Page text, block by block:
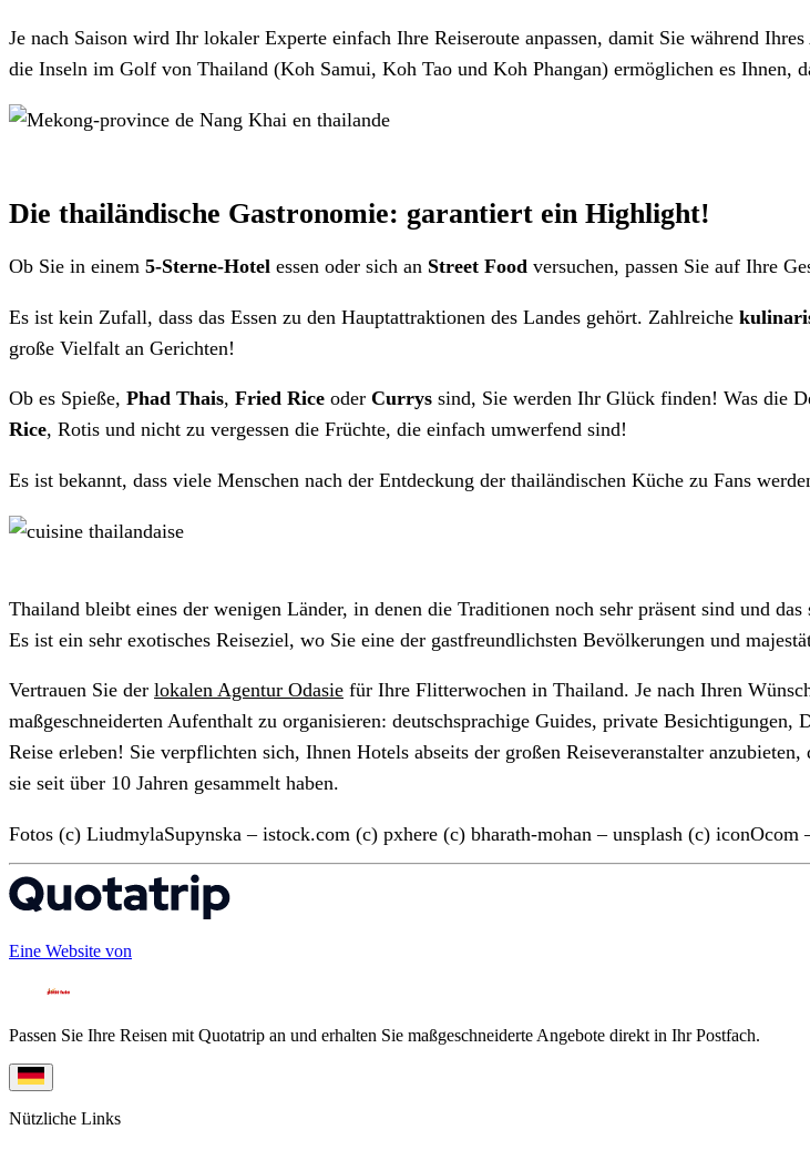
Je nach Saison wird Ihr lokaler Experte einfach Ihre Reiseroute anpassen, damit Sie während
die Inseln im Golf von Thailand (Koh Samui, Koh Tao und Koh Phangan) ermöglichen es Ihnen,
Die thailändische Gastronomie: garantiert ein Highlight!
Ob Sie in einem 5-Sterne-Hotel essen oder sich an Street Food versuchen, passen Sie auf Ihre
Es ist kein Zufall, dass das Essen zu den Hauptattraktionen des Landes gehört. Zahlreiche
große Vielfalt an Gerichten!
Ob es Spieße, Phad Thais, Fried Rice oder Currys sind, Sie werden Ihr Glück finden! Was die
Rice, Rotis und nicht zu vergessen die Früchte, die einfach umwerfend sind!
Es ist bekannt, dass viele Menschen nach der Entdeckung der thailändischen Küche zu Fans
Thailand bleibt eines der wenigen Länder, in denen die Traditionen noch sehr präsent sind und
Es ist ein sehr exotisches Reiseziel, wo Sie eine der gastfreundlichsten Bevölkerungen und
Vertrauen Sie der lokalen Agentur Odasie für Ihre Flitterwochen in Thailand. Je nach Ihren
maßgeschneiderten Aufenthalt zu organisieren: deutschsprachige Guides, private
Reise erleben! Sie verpflichten sich, Ihnen Hotels abseits der großen Reiseveranstalter
sie seit über 10 Jahren gesammelt haben.
Fotos (c) LiudmylaSupynska – istock.com (c) pxhere (c) bharath-mohan – unsplash (c) iconOcom
Eine Website von
Passen Sie Ihre Reisen mit Quotatrip an und erhalten Sie maßgeschneiderte Angebote direkt in Ihr Postfach.
Nützliche Links